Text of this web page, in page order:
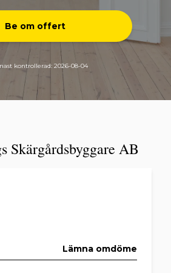
Be om offert
kontrollerad: 2026-08-04
Skärgårdsbyggare AB
Lämna omdöme